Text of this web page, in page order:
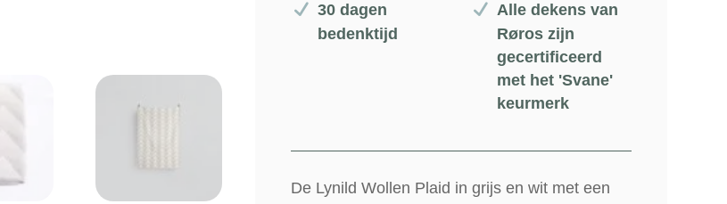
200x135
aantal
30 dagen
bedenktijd
Alle dekens van
Røros zijn
gecertificeerd
met het 'Svane'
keurmerk
De Lynild Wollen Plaid in grijs en wit met een